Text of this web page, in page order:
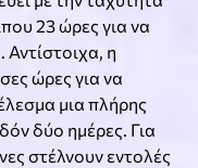
23 ώρες για να
η
ώρες για να
μια πλήρης
δύο ημέρες. Για
στέλνουν εντολές